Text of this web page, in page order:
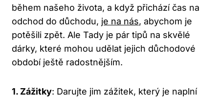
během našeho života, a když přichází čas na
odchod do důchodu, je na nás, abychom je
potěšili zpět. Ale Tady je pár tipů na skvělé
dárky, které mohou udělat jejich důchodové
období ještě radostnějším.
1. Zážitky: Darujte jim zážitek, který je naplní